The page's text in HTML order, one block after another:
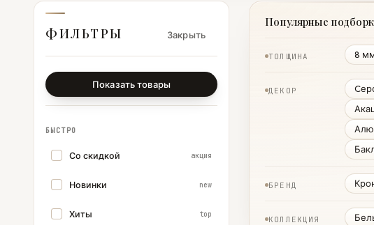
ФИЛЬТРЫ Закрыть
Показать товары
БЫСТРО
Со скидкой акция
Новинки new
Хиты top
Популярные
ТОЛЩИНА 8
ДЕКОР
БРЕНД
КОЛЛЕКЦИЯ